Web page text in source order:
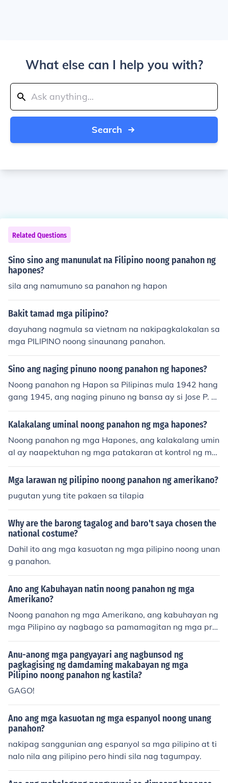
What else can I help you with?
Search
Related Questions
Sino sino ang manunulat na Filipino noong panahon ng
hapones?
sila ang namumuno sa panahon ng hapon
Bakit tamad mga pilipino?
dayuhang nagmula sa vietnam na nakipagkalakalan sa
mga PILIPINO noong sinaunang panahon.
Sino ang naging pinuno noong panahon ng hapones?
Noong panahon ng Hapon sa Pilipinas mula 1942 hang
gang 1945, ang naging pinuno ng bansa ay si Jose P. L
aurel. Siya ay nahirang bilang Pangulo ng Ikalawang R
epublika, na itinatag ng mga Hapones. Sa kabila ng ka
nyang administrasyon dahil sa pakikipagtulungan nito
sa mga mananakop na Hapon.
Kalakalang uminal noong panahon ng mga hapones?
Noong panahon ng mga Hapones, ang kalakalang umin
al ay naapektuhan ng mga patakaran at kontrol ng mg
a puwersang Hapones. Ipinatupad nila ang mga limitas
yon sa kalakalan, at pinilit ang mga Pilipino na makipa
pagsubok, may mga pagkakataon ng pakikipagkalakal
an sa ibang bansa, subalit kadalasang ito ay sa ilalim n
g mahigpit na pagmamanman ng mga Hapones. Ang g
anitong sitwasyon ay nagdulot ng kakulangan sa mga
bilihin at pagtaas ng presyo sa mga pangunahing prod
ukto.
Mga larawan ng pilipino noong panahon ng amerikano?
pugutan yung tite pakaen sa tilapia
Why are the barong tagalog and baro't saya chosen the
national costume?
Dahil ito ang mga kasuotan ng mga pilipino noong unan
g panahon.
Ano ang Kabuhayan natin noong panahon ng mga
Amerikano?
Noong panahon ng mga Amerikano, ang kabuhayan ng
mga Pilipino ay nagbago sa pamamagitan ng mga pro
grama at patakaran ng mga kolonial na pamahalaan. P
inalakas ang agrikultura, lalo na ang produksiyon ng m
ga pangunahing pananim tulad ng bigas at tubo, kasa
bay ng pag-usbong ng mga industriya at kalakalan. Na
gkaroon din ng pag-unlad sa mga imprastruktura, tula
Gayunpaman, maraming Pilipino ang nakaranas ng hir
ap at pagsasamantala sa ilalim ng bagong sistema.
Anu-anong mga pangyayari ang nagbunsod ng
pagkagising ng damdaming makabayan ng mga
Pilipino noong panahon ng kastila?
GAGO!
Ano ang mga kasuotan ng mga espanyol noong unang
panahon?
nakipag sanggunian ang espanyol sa mga pilipino at ti
nalo nila ang pilipino pero hindi sila nag tagumpay.